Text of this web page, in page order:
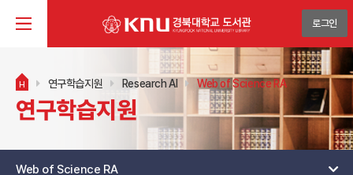
로그인
H 연구학습지원 Research AI Web of Science RA
연구학습지원
Web of Science RA